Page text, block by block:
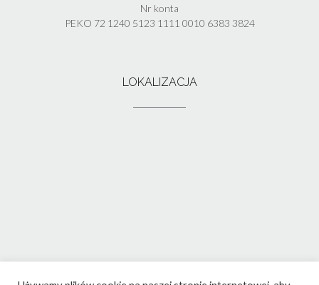
Nr konta
PEKO 72 1240 5123 1111 0010 6383 3824
LOKALIZACJA